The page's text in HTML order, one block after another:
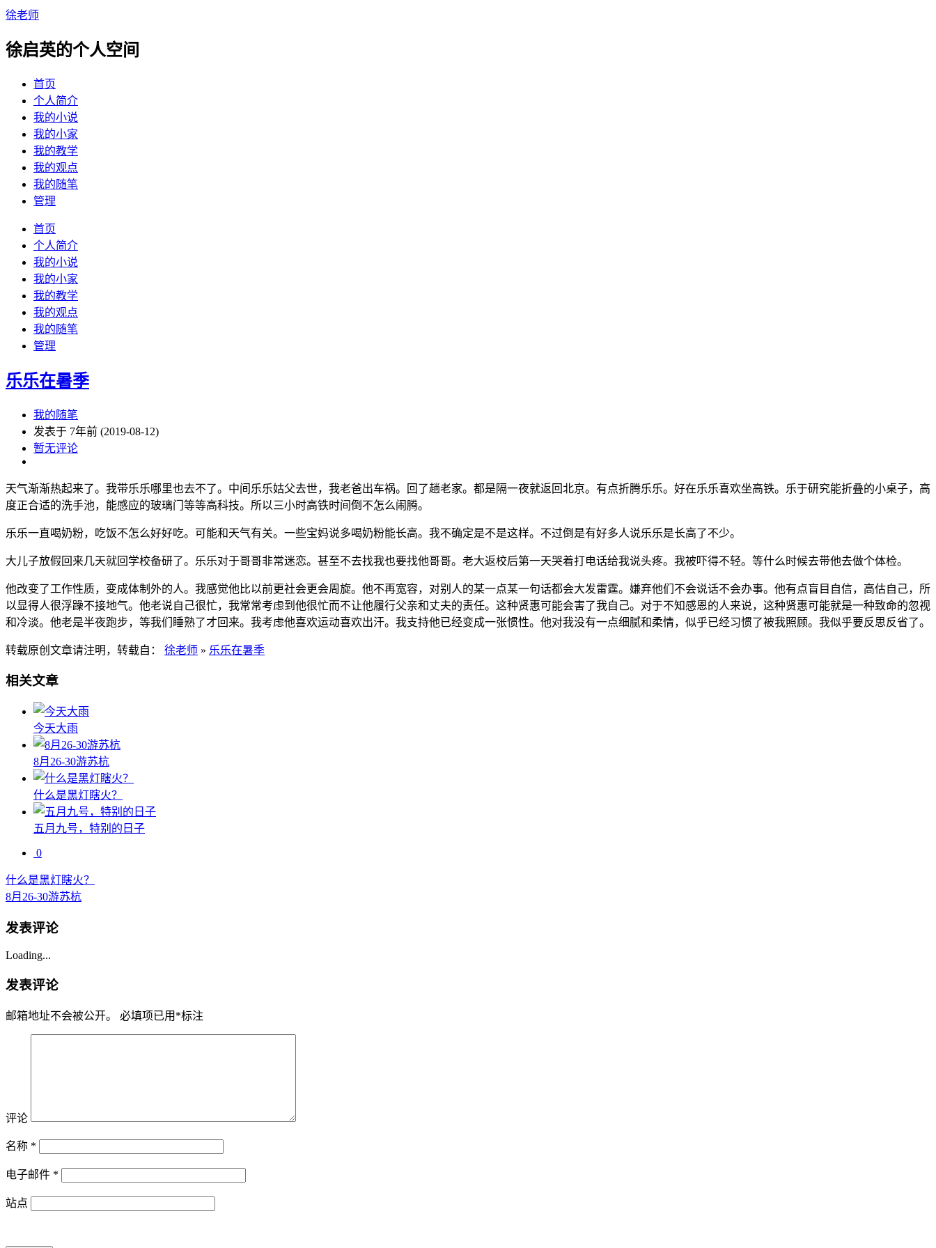
徐老师
徐启英的个人空间
首页
个人简介
我的小说
我的小家
我的教学
我的观点
我的随笔
管理
首页
个人简介
我的小说
我的小家
我的教学
我的观点
我的随笔
管理
乐乐在暑季
我的随笔
发表于 7年前 (2019-08-12)
暂无评论
天气渐渐热起来了。我带乐乐哪里也去不了。中间乐乐姑父去世，我老爸出车祸。回了趟老家。都是隔一夜就返回北京。有点折腾乐乐。好在乐乐喜欢坐高铁。乐于研究能折叠的小桌子，高
度正合适的洗手池，能感应的玻璃门等等高科技。所以三小时高铁时间倒不怎么闹腾。
乐乐一直喝奶粉，吃饭不怎么好好吃。可能和天气有关。一些宝妈说多喝奶粉能长高。我不确定是不是这样。不过倒是有好多人说乐乐是长高了不少。
大儿子放假回来几天就回学校备研了。乐乐对于哥哥非常迷恋。甚至不去找我也要找他哥哥。老大返校后第一天哭着打电话给我说头疼。我被吓得不轻。等什么时候去带他去做个体检。
他改变了工作性质，变成体制外的人。我感觉他比以前更社会更会周旋。他不再宽容，对别人的某一点某一句话都会大发雷霆。嫌弃他们不会说话不会办事。他有点盲目自信，高估自己，所
以显得人很浮躁不接地气。他老说自己很忙，我常常考虑到他很忙而不让他履行父亲和丈夫的责任。这种贤惠可能会害了我自己。对于不知感恩的人来说，这种贤惠可能就是一种致命的忽视
和冷淡。他老是半夜跑步，等我们睡熟了才回来。我考虑他喜欢运动喜欢出汗。我支持他已经变成一张惯性。他对我没有一点细腻和柔情，似乎已经习惯了被我照顾。我似乎要反思反省了。
转载原创文章请注明，转载自： 徐老师 » 乐乐在暑季
相关文章
今天大雨
8月26-30游苏杭
什么是黑灯瞎火？
五月九号，特别的日子
0
什么是黑灯瞎火？
8月26-30游苏杭
发表评论
Loading...
发表评论
邮箱地址不会被公开。 必填项已用 *标注
评论
名称 *
电子邮件 *
站点